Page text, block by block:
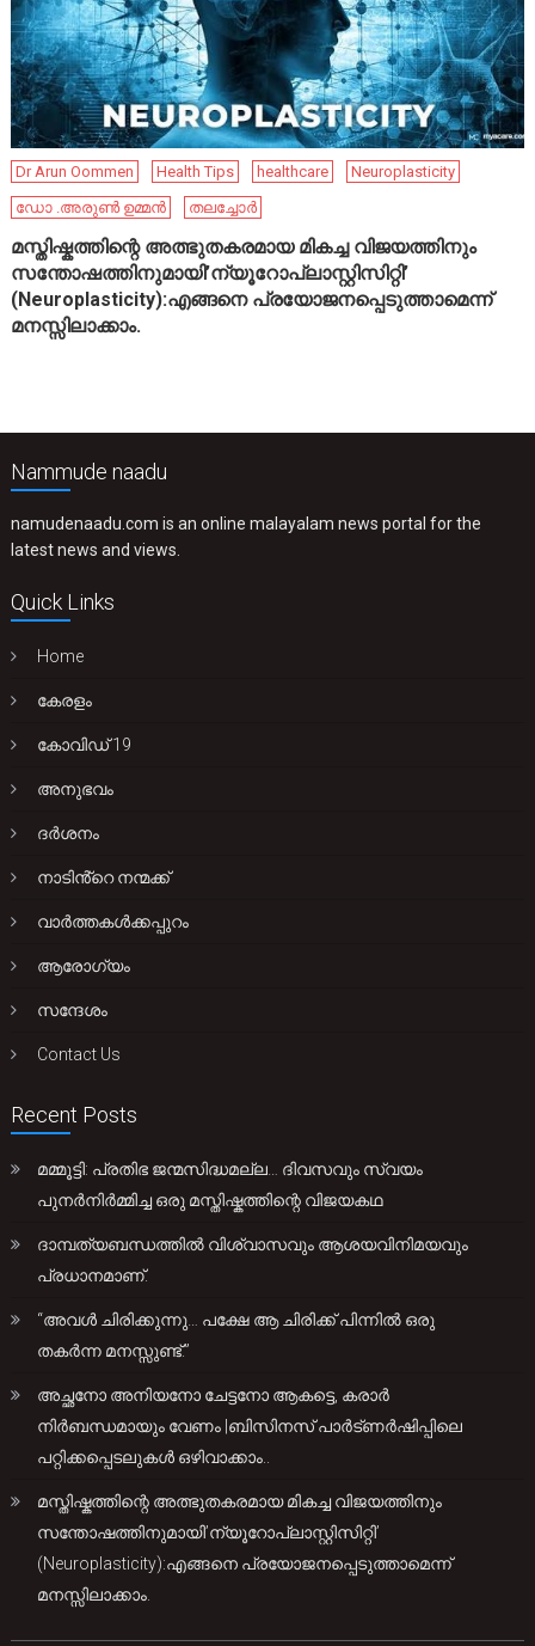
Dr Arun Oommen Health Tips healthcare
Neuroplasticity
ഡോ .അരുൺ ഉമ്മൻ
തലച്ചോർ
മസ്തിഷ്കത്തിന്റെ അത്ഭുതകരമായ മികച്ച വിജയത്തിനും
സന്തോഷത്തിനുമായി’ന്യൂറോപ്ലാസ്റ്റിസിറ്റി’
(Neuroplasticity):എങ്ങനെ പ്രയോജനപ്പെടുത്താമെന്ന്
മനസ്സിലാക്കാം.
Nammude naadu
namudenaadu.com is an online malayalam news portal for the
latest news and views.
Quick Links
Home
കേരളം
കോവിഡ് 19
അനുഭവം
ദർശനം
നാടിൻ്റെ നന്മക്ക്
വാർത്തകൾക്കപ്പുറം
ആരോഗ്യം
സന്ദേശം
Contact Us
Recent Posts
മമ്മൂട്ടി: പ്രതിഭ ജന്മസിദ്ധമല്ല… ദിവസവും സ്വയം
പുനർനിർമ്മിച്ച ഒരു മസ്തിഷ്കത്തിന്റെ വിജയകഥ
ദാമ്പത്യബന്ധത്തിൽ വിശ്വാസവും ആശയവിനിമയവും
പ്രധാനമാണ്.
“അവൾ ചിരിക്കുന്നു… പക്ഷേ ആ ചിരിക്ക് പിന്നിൽ ഒരു
തകർന്ന മനസ്സുണ്ട്.”
അച്ഛനോ അനിയനോ ചേട്ടനോ ആകട്ടെ, കരാർ
നിർബന്ധമായും വേണം |ബിസിനസ് പാർട്ണർഷിപ്പിലെ
പറ്റിക്കപ്പെടലുകൾ ഒഴിവാക്കാം..
മസ്തിഷ്കത്തിന്റെ അത്ഭുതകരമായ മികച്ച വിജയത്തിനും
സന്തോഷത്തിനുമായി’ന്യൂറോപ്ലാസ്റ്റിസിറ്റി’
(Neuroplasticity):എങ്ങനെ പ്രയോജനപ്പെടുത്താമെന്ന്
മനസ്സിലാക്കാം.